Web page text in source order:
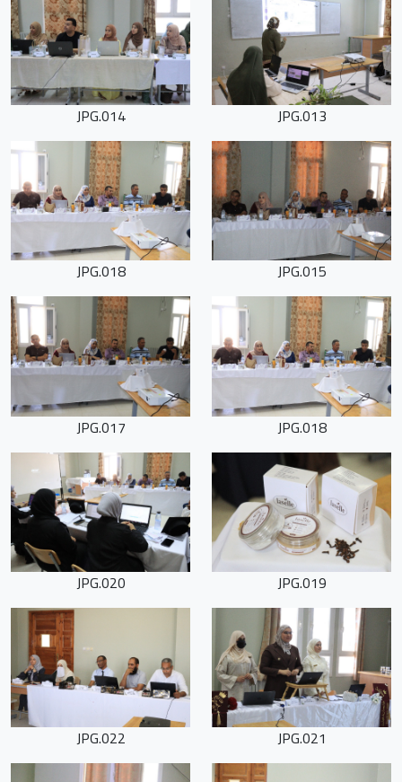
013.JPG
014.JPG
015.JPG
018.JPG
018.JPG
017.JPG
019.JPG
020.JPG
021.JPG
022.JPG